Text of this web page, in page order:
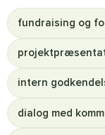
fundraising og
intern
dialog med